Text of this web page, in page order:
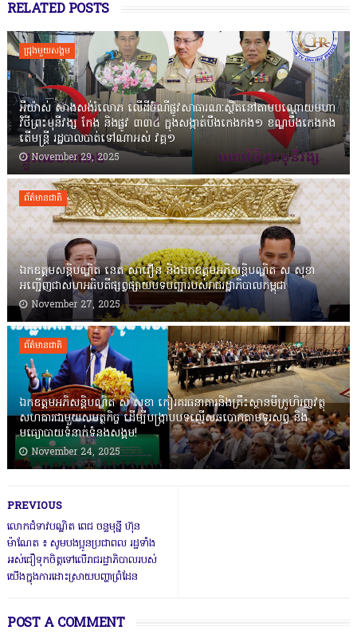
RELATED POSTS
ជ្រុងមួយសង្គម
អីយ៉ាស់ សាងសង់រំលោភ លើដីចំណីផ្លូវសាធារណៈស្ថិតនៅតាមបណ្ដោយមហា
វិថីព្រះមុនីវង្ស កែង និងផ្លូវ ៣៣៤ ក្នុងសង្កាត់បឹងកេងកង១ ខណ្ឌបឹងកេងកង
តើមន្ត្រី រដ្ឋបាលបាត់ទៅណាអស់ វគ្គ១
November 29, 2025
ព័ត៌មានជាតិ
ឯកឧត្តមសន្តិបណ្ឌិត នេត សាវឿន និងឯកឧត្តមអភិសន្តិបណ្ឌិត ស សុខា
អញ្ជើញជាសហអធិបតីផ្សព្វផ្សាយបទបញ្ជារបស់រាជរដ្ឋាភិបាលកម្ពុជា
November 27, 2025
ព័ត៌មានជាតិ
ឯកឧត្តមអភិសន្តិបណ្ឌិត ស សុខា កៀរគរធនាគារនិងគ្រឹះស្ថានមីក្រូហិរញ្ញវត្ថុ
សហការជាមួយសមត្ថកិច្ច ដើម្បីបង្ក្រាបបទល្មើសឆបោកតាមទូរសព្ទ និង
មធ្យោបាយទំនាក់ទំនងសង្គម!
November 24, 2025
PREVIOUS
លោកជំទាវបណ្ឌិត ពេជ ចន្ទមុន្នី ហ៊ុន
ម៉ាណែត ៖ សូមបងប្អូនប្រជាពល រដ្ឋទាំង
អស់ជឿទុកចិត្តទៅលើរាជរដ្ឋាភិបាលរបស់
យើងក្នុងការដោះស្រាយបញ្ហាព្រំដែន
POST A COMMENT